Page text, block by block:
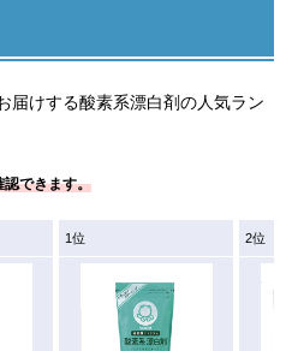
届けする酸素系漂白剤の人気ラン
できます。
1位 2位